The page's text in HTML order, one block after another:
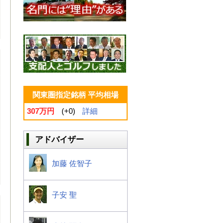
関東圏指定銘柄 平均相場
307万円
(+0) 詳細
アドバイザー
加藤 佐智子
子安 聖